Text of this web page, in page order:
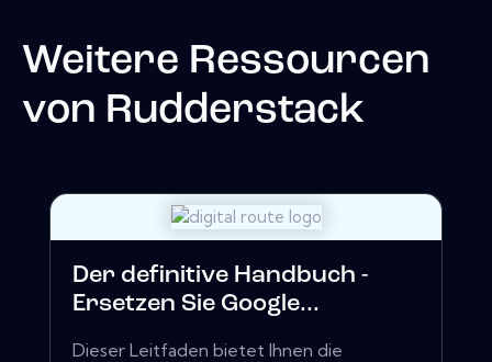
Weitere Ressourcen
von Rudderstack
Der definitive Handbuch -
Ersetzen Sie Google...
Dieser Leitfaden bietet Ihnen die